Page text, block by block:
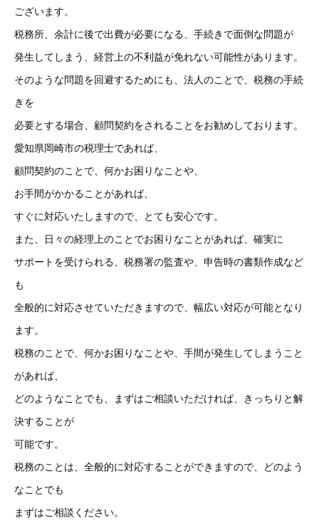
ございます。
税務所、余計に後で出費が必要になる、手続きで面倒な問題が
発生してしまう、経営上の不利益が免れない可能性があります。
そのような問題を回避するためにも、法人のことで、税務の手続
きを
必要とする場合、顧問契約をされることをお勧めしております。
愛知県岡崎市の税理士であれば、
顧問契約のことで、何かお困りなことや、
お手間がかかることがあれば、
すぐに対応いたしますので、とても安心です。
また、日々の経理上のことでお困りなことがあれば、確実に
サポートを受けられる、税務署の監査や、申告時の書類作成など
も
全般的に対応させていただきますので、幅広い対応が可能となり
ます。
税務のことで、何かお困りなことや、手間が発生してしまうこと
があれば、
どのようなことでも、まずはご相談いただければ、きっちりと解
決することが
可能です。
税務のことは、全般的に対応することができますので、どのよう
なことでも
まずはご相談ください。